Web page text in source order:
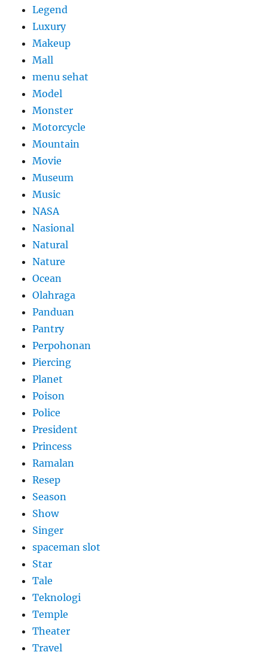
Legend
Luxury
Makeup
Mall
menu sehat
Model
Monster
Motorcycle
Mountain
Movie
Museum
Music
NASA
Nasional
Natural
Nature
Ocean
Olahraga
Panduan
Pantry
Perpohonan
Piercing
Planet
Poison
Police
President
Princess
Ramalan
Resep
Season
Show
Singer
spaceman slot
Star
Tale
Teknologi
Temple
Theater
Travel